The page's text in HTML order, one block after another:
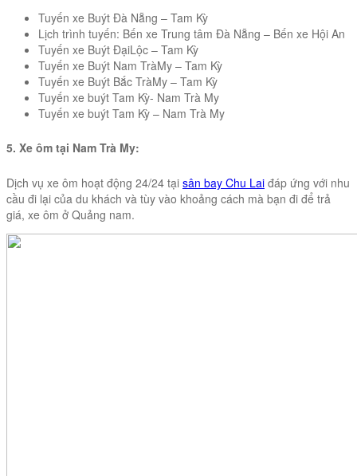
Tuyến xe Buýt Đà Nẵng – Tam Kỳ
Lịch trình tuyến: Bến xe Trung tâm Đà Nẵng – Bến xe Hội An
Tuyến xe Buýt ĐạiLộc – Tam Kỳ
Tuyến xe Buýt Nam TràMy – Tam Kỳ
Tuyến xe Buýt Bắc TràMy – Tam Kỳ
Tuyến xe buýt Tam Kỳ- Nam Trà My
Tuyến xe buýt Tam Kỳ – Nam Trà My
5. Xe ôm tại Nam Trà My:
Dịch vụ xe ôm hoạt động 24/24 tại sân bay Chu Lai đáp ứng với nhu
cầu đi lại của du khách và tùy vào khoảng cách mà bạn đi để trả
giá, xe ôm ở Quảng nam.